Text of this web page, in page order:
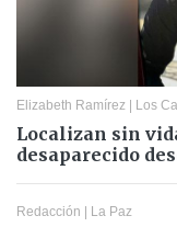
Elizabeth Ramírez | Los
Localizan sin
desaparecido
Redacción | La Paz